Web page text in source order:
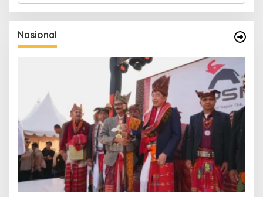
i
u
n
t
Nasional